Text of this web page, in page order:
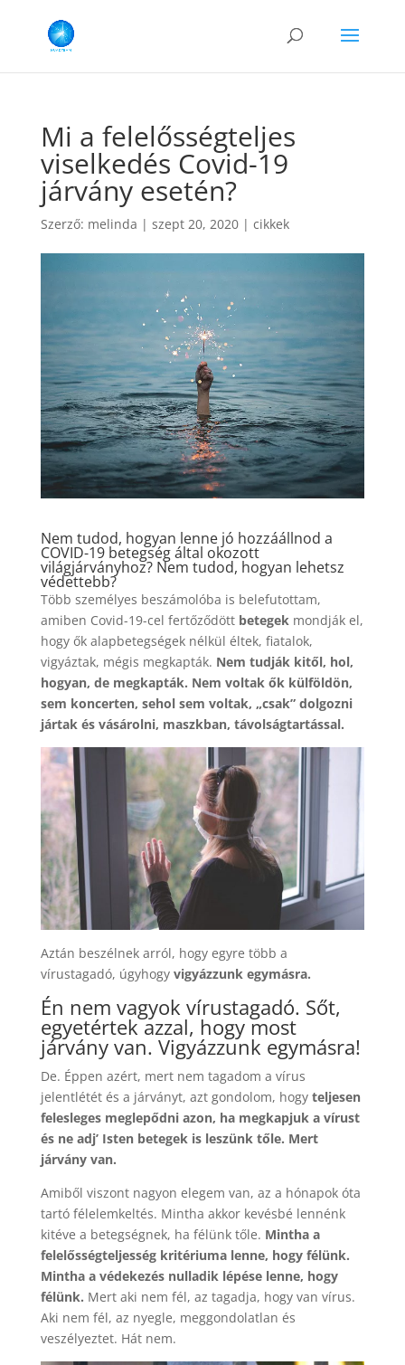
Mi a felelősségteljes
viselkedés Covid-19
járvány esetén?
Szerző: melinda | szept 20, 2020| cikkek
Nem tudod, hogyan lenne jó hozzáállnod a
COVID-19 betegség által okozott
világjárványhoz? Nem tudod, hogyan lehetsz
védettebb?
Több személyes beszámolóba is belefutottam,
amiben Covid-19-cel fertőződött betegek mondják el,
hogy ők alapbetegségek nélkül éltek, fiatalok,
vigyáztak, mégis megkapták. Nem tudják kitől, hol,
hogyan, de megkapták. Nem voltak ők külföldön,
sem koncerten, sehol sem voltak, „csak” dolgozni
jártak és vásárolni, maszkban, távolságtartással.
Aztán beszélnek arról, hogy egyre több a
vírustagadó, úgyhogy vigyázzunk egymásra.
Én nem vagyok vírustagadó. Sőt,
egyetértek azzal, hogy most
járvány van. Vigyázzunk egymásra!
De. Éppen azért, mert nem tagadom a vírus
jelentlétét és a járványt, azt gondolom, hogy teljesen
felesleges meglepődni azon, ha megkapjuk a vírust
és ne adj’ Isten betegek is leszünk tőle. Mert
járvány van.
Amiből viszont nagyon elegem van, az a hónapok óta
tartó félelemkeltés. Mintha akkor kevésbé lennénk
kitéve a betegségnek, ha félünk tőle. Mintha a
felelősségteljesség kritériuma lenne, hogy félünk.
Mintha a védekezés nulladik lépése lenne, hogy
félünk. Mert aki nem fél, az tagadja, hogy van vírus.
Aki nem fél, az nyegle, meggondolatlan és
veszélyeztet. Hát nem.